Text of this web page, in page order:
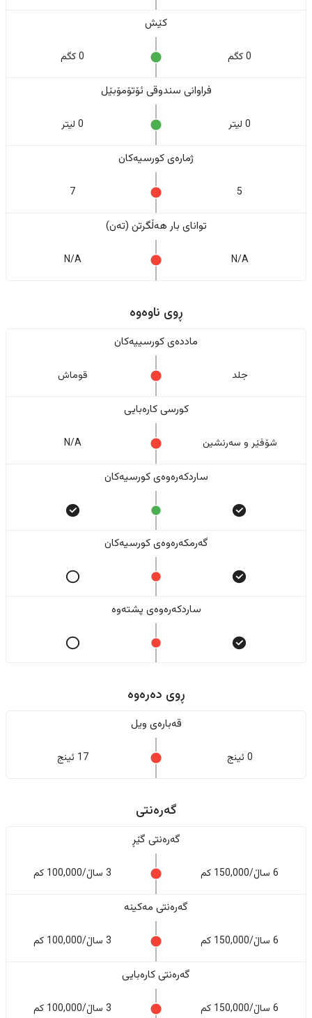
کێش
0 کگم 0 کگم
فراوانی سندوقی ئۆتۆمۆبێل
0 لیتر 0 لیتر
ژمارەی کورسیەکان
5
7
تواناى بار هەڵگرتن (تەن)
N/A
N/A
ڕوی ناوەوە
ماددەی کورسییەکان
جلد قوماش
کورسی کارەبایی
شۆفێر و سەرنشین N/A
ساردکەرەوەی کورسیەکان
گەرمکەرەوەی کورسیەکان
ساردکەرەوەی پشتەوە
ڕوی دەرەوە
قەبارەی ویل
0 ئینج 17 ئینج
گەرەنتی
گەرەنتی گێڕ
6 ساڵ/150,000 کم 3 ساڵ/100,000 کم
گەرەنتی مەکینە
6 ساڵ/150,000 کم 3 ساڵ/100,000 کم
گەرەنتی کارەبایی
6 ساڵ/150,000 کم 3 ساڵ/100,000 کم